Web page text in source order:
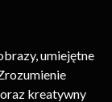
umiejętne
kreatywny